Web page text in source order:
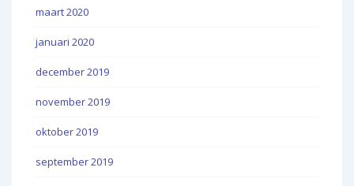
maart 2020
januari 2020
december 2019
november 2019
oktober 2019
september 2019